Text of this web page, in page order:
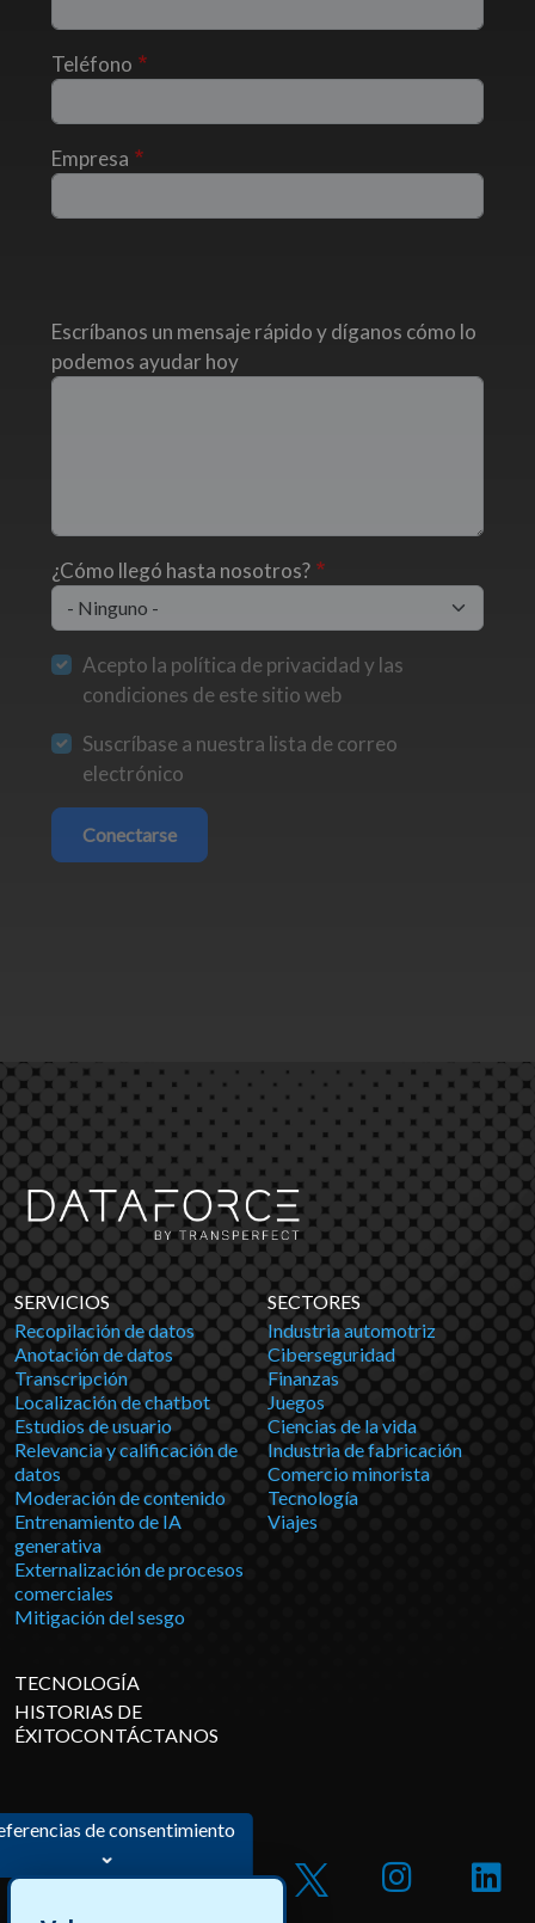
Teléfono
Empresa
Escríbanos un mensaje rápido y díganos cómo lo
podemos ayudar hoy
¿Cómo llegó hasta nosotros?
Acepto la política de privacidad y las
condiciones de este sitio web
Suscríbase a nuestra lista de correo
electrónico
Conectarse
SERVICIOS
Recopilación de datos
Anotación de datos
Transcripción
Localización de chatbot
Estudios de usuario
Relevancia y calificación de
datos
Moderación de contenido
Entrenamiento de IA
generativa
Externalización de procesos
comerciales
Mitigación del sesgo
SECTORES
Industria automotriz
Ciberseguridad
Finanzas
Juegos
Ciencias de la vida
Industria de fabricación
Comercio minorista
Tecnología
Viajes
TECNOLOGÍA
HISTORIAS DE
ÉXITOCONTÁCTANOS
de consentimiento